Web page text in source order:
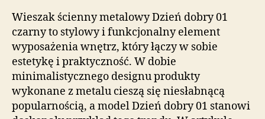
Wieszak ścienny metalowy Dzień dobry 01
czarny to stylowy i funkcjonalny element
wyposażenia wnętrz, który łączy w sobie
estetykę i praktyczność. W dobie
minimalistycznego designu produkty
wykonane z metalu cieszą się niesłabnącą
popularnością, a model Dzień dobry 01 stanowi